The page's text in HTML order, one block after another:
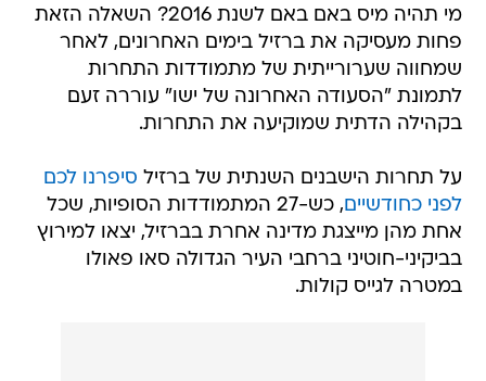
מי תהיה מיס באם באם לשנת 2016? השאלה הזאת
פחות מעסיקה את ברזיל בימים האחרונים, לאחר
שמחווה שערורייתית של מתמודדות התחרות
לתמונת "הסעודה האחרונה של ישו" עוררה זעם
בקהילה הדתית שמוקיעה את התחרות.
על תחרות הישבנים השנתית של ברזיל סיפרנו לכם
לפני כחודשיים
, כש-27 המתמודדות הסופיות, שכל
אחת מהן מייצגת מדינה אחרת בברזיל, יצאו למירוץ
בביקיני-חוטיני ברחבי העיר הגדולה סאו פאולו
במטרה לגייס קולות.